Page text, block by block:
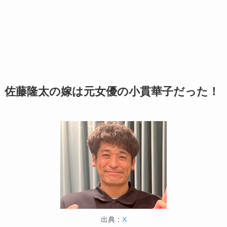
佐藤隆太の嫁は元女優の小貫華子だった！
出典： X